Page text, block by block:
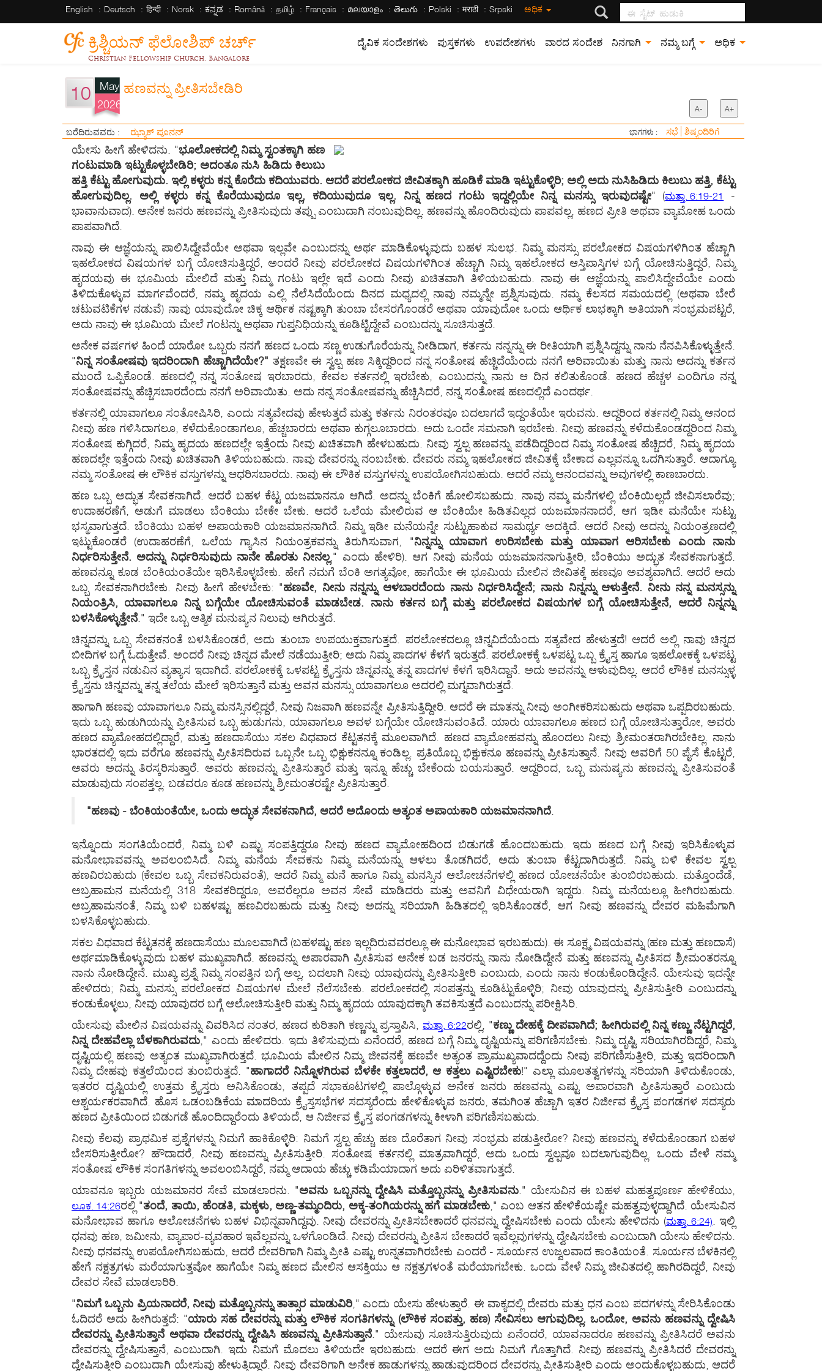
English Deutsch हिन्दी Norsk ಕನ್ನಡ Română தமிழ் Français മലയാളം తెలుగు Polski मराठी Srpski ಅಧಿಕ ಈ ಸೈಟ್ ಹುಡುಕಿ
ಕ್ರಿಶ್ಚಿಯನ್ ಫೆಲೋಶಿಪ್ ಚರ್ಚ್
Christian Fellowship Church, Bangalore
ದೈವಿಕ ಸಂದೇಶಗಳು ಪುಸ್ತಕಗಳು ಉಪದೇಶಗಳು ವಾರದ ಸಂದೇಶ ನಿನಗಾಗಿ ನಮ್ಮ ಬಗ್ಗೆ ಅಧಿಕ
10
May
2026
ಹಣವನ್ನು ಪ್ರೀತಿಸಬೇಡಿರಿ
A- A+
ಬರೆದಿರುವವರು : ಝ್ಯಾಕ್ ಪೂನನ್ ಭಾಗಗಳು : ಸಭೆ ಶಿಷ್ಯಂದಿರಿಗೆ
ಯೇಸು ಹೀಗೆ ಹೇಳಿದನು. "ಭೂಲೋಕದಲ್ಲಿ ನಿಮ್ಮ ಸ್ವಂತಕ್ಕಾಗಿ ಹಣ
ಗಂಟುಮಾಡಿ ಇಟ್ಟುಕೊಳ್ಳಬೇಡಿರಿ; ಅದಂತೂ ನುಸಿ ಹಿಡಿದು ಕಿಲುಬು
ಹತ್ತಿ ಕೆಟ್ಟು ಹೋಗುವುದು. ಇಲ್ಲಿ ಕಳ್ಳರು ಕನ್ನ ಕೊರೆದು ಕದಿಯುವರು. ಆದರೆ ಪರಲೋಕದ ಜೀವಿತಕ್ಕಾಗಿ ಹೂಡಿಕೆ ಮಾಡಿ ಇಟ್ಟುಕೊಳ್ಳಿರಿ; ಅಲ್ಲಿ ಅದು ನುಸಿಹಿಡಿದು ಕಿಲುಬು ಹತ್ತಿ, ಕೆಟ್ಟು
ಹೋಗುವುದಿಲ್ಲ. ಅಲ್ಲಿ ಕಳ್ಳರು ಕನ್ನ ಕೊರೆಯುವುದೂ ಇಲ್ಲ, ಕದಿಯುವುದೂ ಇಲ್ಲ. ನಿನ್ನ ಹಣದ ಗಂಟು ಇದ್ದಲ್ಲಿಯೇ ನಿನ್ನ ಮನಸ್ಸು ಇರುವುದಷ್ಟೇ" (ಮತ್ತಾ. 6:19-21
-
ಭಾವಾನುವಾದ). ಅನೇಕ ಜನರು ಹಣವನ್ನು ಪ್ರೀತಿಸುವುದು ತಪ್ಪು ಎಂಬುದಾಗಿ ನಂಬುವುದಿಲ್ಲ. ಹಣವನ್ನು ಹೊಂದಿರುವುದು ಪಾಪವಲ್ಲ, ಹಣದ ಪ್ರೀತಿ ಅಥವಾ ವ್ಯಾಮೋಹ ಒಂದು
ಪಾಪವಾಗಿದೆ.
ನಾವು ಈ ಆಜ್ಞೆಯನ್ನು ಪಾಲಿಸಿದ್ದೇವೆಯೇ ಅಥವಾ ಇಲ್ಲವೇ ಎಂಬುದನ್ನು ಅರ್ಥ ಮಾಡಿಕೊಳ್ಳುವುದು ಬಹಳ ಸುಲಭ. ನಿಮ್ಮ ಮನಸ್ಸು ಪರಲೋಕದ ವಿಷಯಗಳಿಗಿಂತ ಹೆಚ್ಚಾಗಿ
ಇಹಲೋಕದ ವಿಷಯಗಳ ಬಗ್ಗೆ ಯೋಚಿಸುತ್ತಿದ್ದರೆ, ಅಂದರೆ ನೀವು ಪರಲೋಕದ ವಿಷಯಗಳಿಗಿಂತ ಹೆಚ್ಚಾಗಿ ನಿಮ್ಮ ಇಹಲೋಕದ ಆಸ್ತಿಪಾಸ್ತಿಗಳ ಬಗ್ಗೆ ಯೋಚಿಸುತ್ತಿದ್ದರೆ, ನಿಮ್ಮ
ಹೃದಯವು ಈ ಭೂಮಿಯ ಮೇಲಿದೆ ಮತ್ತು ನಿಮ್ಮ ಗಂಟು ಇಲ್ಲೇ ಇದೆ ಎಂದು ನೀವು ಖಚಿತವಾಗಿ ತಿಳಿಯಬಹುದು. ನಾವು ಈ ಆಜ್ಞೆಯನ್ನು ಪಾಲಿಸಿದ್ದೇವೆಯೇ ಎಂದು
ತಿಳಿದುಕೊಳ್ಳುವ ಮಾರ್ಗವೆಂದರೆ, ನಮ್ಮ ಹೃದಯ ಎಲ್ಲಿ ನೆಲೆಸಿದೆಯೆಂದು ದಿನದ ಮಧ್ಯದಲ್ಲಿ ನಾವು ನಮ್ಮನ್ನೇ ಪ್ರಶ್ನಿಸುವುದು. ನಮ್ಮ ಕೆಲಸದ ಸಮಯದಲ್ಲಿ (ಅಥವಾ ಬೇರೆ
ಚಟುವಟಿಕೆಗಳ ನಡುವೆ) ನಾವು ಯಾವುದೋ ಚಿಕ್ಕ ಆರ್ಥಿಕ ನಷ್ಟಕ್ಕಾಗಿ ತುಂಬಾ ಬೇಸರಗೊಂಡರೆ ಅಥವಾ ಯಾವುದೋ ಒಂದು ಆರ್ಥಿಕ ಲಾಭಕ್ಕಾಗಿ ಅತಿಯಾಗಿ ಸಂಭ್ರಮಪಟ್ಟರೆ,
ಅದು ನಾವು ಈ ಭೂಮಿಯ ಮೇಲೆ ಗಂಟನ್ನು ಅಥವಾ ಗುಪ್ತನಿಧಿಯನ್ನು ಕೂಡಿಟ್ಟಿದ್ದೇವೆ ಎಂಬುದನ್ನು ಸೂಚಿಸುತ್ತದೆ.
ಅನೇಕ ವರ್ಷಗಳ ಹಿಂದೆ ಯಾರೋ ಒಬ್ಬರು ನನಗೆ ಹಣದ ಒಂದು ಸಣ್ಣ ಉಡುಗೊರೆಯನ್ನು ನೀಡಿದಾಗ, ಕರ್ತನು ನನ್ನನ್ನು ಈ ರೀತಿಯಾಗಿ ಪ್ರಶ್ನಿಸಿದ್ದನ್ನು ನಾನು ನೆನಪಿಸಿಕೊಳ್ಳುತ್ತೇನೆ.
"ನಿನ್ನ ಸಂತೋಷವು ಇದರಿಂದಾಗಿ ಹೆಚ್ಚಾಗಿದೆಯೇ?" ತಕ್ಷಣವೇ ಈ ಸ್ವಲ್ಪ ಹಣ ಸಿಕ್ಕಿದ್ದರಿಂದ ನನ್ನ ಸಂತೋಷ ಹೆಚ್ಚಿದೆಯೆಂದು ನನಗೆ ಅರಿವಾಯಿತು ಮತ್ತು ನಾನು ಅದನ್ನು ಕರ್ತನ
ಮುಂದೆ ಒಪ್ಪಿಕೊಂಡೆ. ಹಣದಲ್ಲಿ ನನ್ನ ಸಂತೋಷ ಇರಬಾರದು, ಕೇವಲ ಕರ್ತನಲ್ಲಿ ಇರಬೇಕು, ಎಂಬುದನ್ನು ನಾನು ಆ ದಿನ ಕಲಿತುಕೊಂಡೆ. ಹಣದ ಹೆಚ್ಚಳ ಎಂದಿಗೂ ನನ್ನ
ಸಂತೋಷವನ್ನು ಹೆಚ್ಚಿಸಬಾರದೆಂದು ನನಗೆ ಅರಿವಾಯಿತು. ಅದು ನನ್ನ ಸಂತೋಷವನ್ನು ಹೆಚ್ಚಿಸಿದರೆ, ನನ್ನ ಸಂತೋಷ ಹಣದಲ್ಲಿದೆ ಎಂದರ್ಥ.
ಕರ್ತನಲ್ಲಿ ಯಾವಾಗಲೂ ಸಂತೋಷಿಸಿರಿ, ಎಂದು ಸತ್ಯವೇದವು ಹೇಳುತ್ತದೆ ಮತ್ತು ಕರ್ತನು ನಿರಂತರವೂ ಬದಲಾಗದೆ ಇದ್ದಂತೆಯೇ ಇರುವನು. ಆದ್ದರಿಂದ ಕರ್ತನಲ್ಲಿ ನಿಮ್ಮ ಆನಂದ
ನೀವು ಹಣ ಗಳಿಸಿದಾಗಲೂ, ಕಳೆದುಕೊಂಡಾಗಲೂ, ಹೆಚ್ಚಬಾರದು ಅಥವಾ ಕುಗ್ಗಲೂಬಾರದು. ಅದು ಒಂದೇ ಸಮನಾಗಿ ಇರಬೇಕು. ನೀವು ಹಣವನ್ನು ಕಳೆದುಕೊಂಡದ್ದರಿಂದ ನಿಮ್ಮ
ಸಂತೋಷ ಕುಗ್ಗಿದರೆ, ನಿಮ್ಮ ಹೃದಯ ಹಣದಲ್ಲೇ ಇತ್ತೆಂದು ನೀವು ಖಚಿತವಾಗಿ ಹೇಳಬಹುದು. ನೀವು ಸ್ವಲ್ಪ ಹಣವನ್ನು ಪಡೆದಿದ್ದರಿಂದ ನಿಮ್ಮ ಸಂತೋಷ ಹೆಚ್ಚಿದರೆ, ನಿಮ್ಮ ಹೃದಯ
ಹಣದಲ್ಲೇ ಇತ್ತೆಂದು ನೀವು ಖಚಿತವಾಗಿ ತಿಳಿಯಬಹುದು. ನಾವು ದೇವರನ್ನು ನಂಬಬೇಕು. ದೇವರು ನಮ್ಮ ಇಹಲೋಕದ ಜೀವಿತಕ್ಕೆ ಬೇಕಾದ ಎಲ್ಲವನ್ನೂ ಒದಗಿಸುತ್ತಾರೆ. ಆದಾಗ್ಯೂ
ನಮ್ಮ ಸಂತೋಷ ಈ ಲೌಕಿಕ ವಸ್ತುಗಳನ್ನು ಆಧರಿಸಬಾರದು. ನಾವು ಈ ಲೌಕಿಕ ವಸ್ತುಗಳನ್ನು ಉಪಯೋಗಿಸಬಹುದು. ಆದರೆ ನಮ್ಮ ಆನಂದವನ್ನು ಅವುಗಳಲ್ಲಿ ಕಾಣಬಾರದು.
ಹಣ ಒಬ್ಬ ಅದ್ಭುತ ಸೇವಕನಾಗಿದೆ. ಆದರೆ ಬಹಳ ಕೆಟ್ಟ ಯಜಮಾನನೂ ಆಗಿದೆ. ಅದನ್ನು ಬೆಂಕಿಗೆ ಹೋಲಿಸಬಹುದು. ನಾವು ನಮ್ಮ ಮನೆಗಳಲ್ಲಿ ಬೆಂಕಿಯಿಲ್ಲದೆ ಜೀವಿಸಲಾರೆವು;
ಉದಾಹರಣೆಗೆ, ಅಡುಗೆ ಮಾಡಲು ಬೆಂಕಿಯು ಬೇಕೇ ಬೇಕು. ಆದರೆ ಒಲೆಯ ಮೇಲಿರುವ ಆ ಬೆಂಕಿಯೇ ಹಿಡಿತವಿಲ್ಲದ ಯಜಮಾನನಾದರೆ, ಆಗ ಇಡೀ ಮನೆಯೇ ಸುಟ್ಟು
ಭಸ್ಮವಾಗುತ್ತದೆ. ಬೆಂಕಿಯು ಬಹಳ ಅಪಾಯಕಾರಿ ಯಜಮಾನನಾಗಿದೆ. ನಿಮ್ಮ ಇಡೀ ಮನೆಯನ್ನೇ ಸುಟ್ಟುಹಾಕುವ ಸಾಮರ್ಥ್ಯ ಅದಕ್ಕಿದೆ. ಆದರೆ ನೀವು ಅದನ್ನು ನಿಯಂತ್ರಣದಲ್ಲಿ
ಇಟ್ಟುಕೊಂಡರೆ (ಉದಾಹರಣೆಗೆ, ಒಲೆಯ ಗ್ಯಾಸಿನ ನಿಯಂತ್ರಕವನ್ನು ತಿರುಗಿಸುವಾಗ, "ನಿನ್ನನ್ನು ಯಾವಾಗ ಉರಿಸಬೇಕು ಮತ್ತು ಯಾವಾಗ ಆರಿಸಬೇಕು ಎಂದು ನಾನು
ನಿರ್ಧರಿಸುತ್ತೇನೆ. ಅದನ್ನು ನಿರ್ಧರಿಸುವುದು ನಾನೇ ಹೊರತು ನೀನಲ್ಲ ," ಎಂದು ಹೇಳಿರಿ). ಆಗ ನೀವು ಮನೆಯ ಯಜಮಾನನಾಗುತ್ತೀರಿ, ಬೆಂಕಿಯು ಅದ್ಭುತ ಸೇವಕನಾಗುತ್ತದೆ.
ಹಣವನ್ನೂ ಕೂಡ ಬೆಂಕಿಯಂತೆಯೇ ಇರಿಸಿಕೊಳ್ಳಬೇಕು. ಹೇಗೆ ನಮಗೆ ಬೆಂಕಿ ಅಗತ್ಯವೋ, ಹಾಗೆಯೇ ಈ ಭೂಮಿಯ ಮೇಲಿನ ಜೀವಿತಕ್ಕೆ ಹಣವೂ ಅವಶ್ಯವಾಗಿದೆ. ಆದರೆ ಅದು
ಒಬ್ಬ ಸೇವಕನಾಗಿರಬೇಕು. ನೀವು ಹೀಗೆ ಹೇಳಬೇಕು: "ಹಣವೇ, ನೀನು ನನ್ನನ್ನು ಆಳಬಾರದೆಂದು ನಾನು ನಿರ್ಧರಿಸಿದ್ದೇನೆ; ನಾನು ನಿನ್ನನ್ನು ಆಳುತ್ತೇನೆ. ನೀನು ನನ್ನ ಮನಸ್ಸನ್ನು
ನಿಯಂತ್ರಿಸಿ, ಯಾವಾಗಲೂ ನಿನ್ನ ಬಗ್ಗೆಯೇ ಯೋಚಿಸುವಂತೆ ಮಾಡಬೇಡ. ನಾನು ಕರ್ತನ ಬಗ್ಗೆ ಮತ್ತು ಪರಲೋಕದ ವಿಷಯಗಳ ಬಗ್ಗೆ ಯೋಚಿಸುತ್ತೇನೆ, ಆದರೆ ನಿನ್ನನ್ನು
ಬಳಸಿಕೊಳ್ಳುತ್ತೇನೆ ." ಇದೇ ಒಬ್ಬ ಆತ್ಮಿಕ ಮನುಷ್ಯನ ನಿಲುವು ಆಗಿರುತ್ತದೆ.
ಚಿನ್ನವನ್ನು ಒಬ್ಬ ಸೇವಕನಂತೆ ಬಳಸಿಕೊಂಡರೆ, ಅದು ತುಂಬಾ ಉಪಯುಕ್ತವಾಗುತ್ತದೆ. ಪರಲೋಕದಲ್ಲೂ ಚಿನ್ನವಿದೆಯೆಂದು ಸತ್ಯವೇದ ಹೇಳುತ್ತದೆ! ಆದರೆ ಅಲ್ಲಿ ನಾವು ಚಿನ್ನದ
ಬೀದಿಗಳ ಬಗ್ಗೆ ಓದುತ್ತೇವೆ. ಅಂದರೆ ನೀವು ಚಿನ್ನದ ಮೇಲೆ ನಡೆಯುತ್ತೀರಿ; ಅದು ನಿಮ್ಮ ಪಾದಗಳ ಕೆಳಗೆ ಇರುತ್ತದೆ. ಪರಲೋಕಕ್ಕೆ ಒಳಪಟ್ಟ ಒಬ್ಬ ಕ್ರೈಸ್ತ ಹಾಗೂ ಇಹಲೋಕಕ್ಕೆ ಒಳಪಟ್ಟ
ಒಬ್ಬ ಕ್ರೈಸ್ತನ ನಡುವಿನ ವ್ಯತ್ಯಾಸ ಇದಾಗಿದೆ. ಪರಲೋಕಕ್ಕೆ ಒಳಪಟ್ಟ ಕ್ರೈಸ್ತನು ಚಿನ್ನವನ್ನು ತನ್ನ ಪಾದಗಳ ಕೆಳಗೆ ಇರಿಸಿದ್ದಾನೆ. ಅದು ಅವನನ್ನು ಆಳುವುದಿಲ್ಲ. ಆದರೆ ಲೌಕಿಕ ಮನಸ್ಸುಳ್ಳ
ಕ್ರೈಸ್ತನು ಚಿನ್ನವನ್ನು ತನ್ನ ತಲೆಯ ಮೇಲೆ ಇರಿಸುತ್ತಾನೆ ಮತ್ತು ಅವನ ಮನಸ್ಸು ಯಾವಾಗಲೂ ಅದರಲ್ಲಿ ಮಗ್ನವಾಗಿರುತ್ತದೆ.
ಹಾಗಾಗಿ ಹಣವು ಯಾವಾಗಲೂ ನಿಮ್ಮ ಮನಸ್ಸಿನಲ್ಲಿದ್ದರೆ, ನೀವು ನಿಜವಾಗಿ ಹಣವನ್ನೇ ಪ್ರೀತಿಸುತ್ತಿದ್ದೀರಿ. ಆದರೆ ಈ ಮಾತನ್ನು ನೀವು ಅಂಗೀಕರಿಸಬಹುದು ಅಥವಾ ಒಪ್ಪದಿರಬಹುದು.
ಇದು ಒಬ್ಬ ಹುಡುಗಿಯನ್ನು ಪ್ರೀತಿಸುವ ಒಬ್ಬ ಹುಡುಗನು, ಯಾವಾಗಲೂ ಅವಳ ಬಗ್ಗೆಯೇ ಯೋಚಿಸುವಂತಿದೆ. ಯಾರು ಯಾವಾಗಲೂ ಹಣದ ಬಗ್ಗೆ ಯೋಚಿಸುತ್ತಾರೋ, ಅವರು
ಹಣದ ವ್ಯಾಮೋಹದಲ್ಲಿದ್ದಾರೆ, ಮತ್ತು ಹಣದಾಸೆಯು ಸಕಲ ವಿಧವಾದ ಕೆಟ್ಟತನಕ್ಕೆ ಮೂಲವಾಗಿದೆ. ಹಣದ ವ್ಯಾಮೋಹವನ್ನು ಹೊಂದಲು ನೀವು ಶ್ರೀಮಂತರಾಗಿರಬೇಕಿಲ್ಲ. ನಾನು
ಭಾರತದಲ್ಲಿ ಇದು ವರೆಗೂ ಹಣವನ್ನು ಪ್ರೀತಿಸದಿರುವ ಒಬ್ಬನೇ ಒಬ್ಬ ಭಿಕ್ಷುಕನನ್ನೂ ಕಂಡಿಲ್ಲ. ಪ್ರತಿಯೊಬ್ಬ ಭಿಕ್ಷುಕನೂ ಹಣವನ್ನು ಪ್ರೀತಿಸುತ್ತಾನೆ. ನೀವು ಅವರಿಗೆ 50 ಪೈಸೆ ಕೊಟ್ಟರೆ,
ಅವರು ಅದನ್ನು ತಿರಸ್ಕರಿಸುತ್ತಾರೆ. ಅವರು ಹಣವನ್ನು ಪ್ರೀತಿಸುತ್ತಾರೆ ಮತ್ತು ಇನ್ನೂ ಹೆಚ್ಚು ಬೇಕೆಂದು ಬಯಸುತ್ತಾರೆ. ಆದ್ದರಿಂದ, ಒಬ್ಬ ಮನುಷ್ಯನು ಹಣವನ್ನು ಪ್ರೀತಿಸುವಂತೆ
ಮಾಡುವುದು ಸಂಪತ್ತಲ್ಲ. ಬಡವರೂ ಕೂಡ ಹಣವನ್ನು ಶ್ರೀಮಂತರಷ್ಟೇ ಪ್ರೀತಿಸುತ್ತಾರೆ.
"ಹಣವು - ಬೆಂಕಿಯಂತೆಯೇ, ಒಂದು ಅದ್ಭುತ ಸೇವಕನಾಗಿದೆ, ಆದರೆ ಅದೊಂದು ಅತ್ಯಂತ ಅಪಾಯಕಾರಿ ಯಜಮಾನನಾಗಿದೆ
ಇನ್ನೊಂದು ಸಂಗತಿಯೆಂದರೆ, ನಿಮ್ಮ ಬಳಿ ಎಷ್ಟು ಸಂಪತ್ತಿದ್ದರೂ ನೀವು ಹಣದ ವ್ಯಾಮೋಹದಿಂದ ಬಿಡುಗಡೆ ಹೊಂದಬಹುದು. ಇದು ಹಣದ ಬಗ್ಗೆ ನೀವು ಇರಿಸಿಕೊಳ್ಳುವ
ಮನೋಭಾವವನ್ನು ಅವಲಂಬಿಸಿದೆ. ನಿಮ್ಮ ಮನೆಯ ಸೇವಕನು ನಿಮ್ಮ ಮನೆಯನ್ನು ಆಳಲು ತೊಡಗಿದರೆ, ಅದು ತುಂಬಾ ಕೆಟ್ಟದಾಗಿರುತ್ತದೆ. ನಿಮ್ಮ ಬಳಿ ಕೇವಲ ಸ್ವಲ್ಪ
ಹಣವಿರಬಹುದು (ಕೇವಲ ಒಬ್ಬ ಸೇವಕನಿರುವಂತೆ), ಆದರೆ ನಿಮ್ಮ ಮನೆ ಹಾಗೂ ನಿಮ್ಮ ಮನಸ್ಸಿನ ಆಲೋಚನೆಗಳಲ್ಲಿ ಹಣದ ಯೋಚನೆಯೇ ತುಂಬಿರಬಹುದು. ಮತ್ತೊಂದೆಡೆ,
ಅಬ್ರಹಾಮನ ಮನೆಯಲ್ಲಿ 318 ಸೇವಕರಿದ್ದರೂ, ಅವರೆಲ್ಲರೂ ಅವನ ಸೇವೆ ಮಾಡಿದರು ಮತ್ತು ಅವನಿಗೆ ವಿಧೇಯರಾಗಿ ಇದ್ದರು. ನಿಮ್ಮ ಮನೆಯಲ್ಲೂ ಹೀಗಿರಬಹುದು.
ಅಬ್ರಹಾಮನಂತೆ, ನಿಮ್ಮ ಬಳಿ ಬಹಳಷ್ಟು ಹಣವಿರಬಹುದು ಮತ್ತು ನೀವು ಅದನ್ನು ಸರಿಯಾಗಿ ಹಿಡಿತದಲ್ಲಿ ಇರಿಸಿಕೊಂಡರೆ, ಆಗ ನೀವು ಹಣವನ್ನು ದೇವರ ಮಹಿಮೆಗಾಗಿ
ಬಳಸಿಕೊಳ್ಳಬಹುದು.
ಸಕಲ ವಿಧವಾದ ಕೆಟ್ಟತನಕ್ಕೆ ಹಣದಾಸೆಯು ಮೂಲವಾಗಿದೆ (ಬಹಳಷ್ಟು ಹಣ ಇಲ್ಲದಿರುವವರಲ್ಲೂ ಈ ಮನೋಭಾವ ಇರಬಹುದು). ಈ ಸೂಕ್ಷ್ಮ ವಿಷಯವನ್ನು (ಹಣ ಮತ್ತು ಹಣದಾಸೆ)
ಅರ್ಥಮಾಡಿಕೊಳ್ಳುವುದು ಬಹಳ ಮುಖ್ಯವಾಗಿದೆ. ಹಣವನ್ನು ಅಪಾರವಾಗಿ ಪ್ರೀತಿಸುವ ಅನೇಕ ಬಡ ಜನರನ್ನು ನಾನು ನೋಡಿದ್ದೇನೆ ಮತ್ತು ಹಣವನ್ನು ಪ್ರೀತಿಸದ ಶ್ರೀಮಂತರನ್ನೂ
ನಾನು ನೋಡಿದ್ದೇನೆ. ಮುಖ್ಯ ಪ್ರಶ್ನೆ ನಿಮ್ಮ ಸಂಪತ್ತಿನ ಬಗ್ಗೆ ಅಲ್ಲ, ಬದಲಾಗಿ ನೀವು ಯಾವುದನ್ನು ಪ್ರೀತಿಸುತ್ತೀರಿ ಎಂಬುದು, ಎಂದು ನಾನು ಕಂಡುಕೊಂಡಿದ್ದೇನೆ. ಯೇಸುವು ಇದನ್ನೇ
ಹೇಳಿದರು; ನಿಮ್ಮ ಮನಸ್ಸು ಪರಲೋಕದ ವಿಷಯಗಳ ಮೇಲೆ ನೆಲೆಸಬೇಕು. ಪರಲೋಕದಲ್ಲಿ ಸಂಪತ್ತನ್ನು ಕೂಡಿಟ್ಟುಕೊಳ್ಳಿರಿ; ನೀವು ಯಾವುದನ್ನು ಪ್ರೀತಿಸುತ್ತೀರಿ ಎಂಬುದನ್ನು
ಕಂಡುಕೊಳ್ಳಲು, ನೀವು ಯಾವುದರ ಬಗ್ಗೆ ಆಲೋಚಿಸುತ್ತೀರಿ ಮತ್ತು ನಿಮ್ಮ ಹೃದಯ ಯಾವುದಕ್ಕಾಗಿ ತವಕಿಸುತ್ತದೆ ಎಂಬುದನ್ನು ಪರೀಕ್ಷಿಸಿರಿ.
ಯೇಸುವು ಮೇಲಿನ ವಿಷಯವನ್ನು ವಿವರಿಸಿದ ನಂತರ, ಹಣದ ಕುರಿತಾಗಿ ಕಣ್ಣನ್ನು ಪ್ರಸ್ತಾಪಿಸಿ, ಮತ್ತಾ. 6:22ರಲ್ಲಿ, "ಕಣ್ಣು ದೇಹಕ್ಕೆ ದೀಪವಾಗಿದೆ; ಹೀಗಿರುವಲ್ಲಿ ನಿನ್ನ ಕಣ್ಣು ನೆಟ್ಟಗಿದ್ದರೆ,
ನಿನ್ನ ದೇಹವೆಲ್ಲಾ ಬೆಳಕಾಗಿರುವದು ," ಎಂದು ಹೇಳಿದರು. ಇದು ತಿಳಿಸುವುದು ಏನೆಂದರೆ, ಹಣದ ಬಗ್ಗೆ ನಿಮ್ಮ ದೃಷ್ಟಿಯನ್ನು ಪರಿಗಣಿಸಬೇಕು. ನಿಮ್ಮ ದೃಷ್ಟಿ ಸರಿಯಾಗಿರದಿದ್ದರೆ, ನಿಮ್ಮ
ದೃಷ್ಟಿಯಲ್ಲಿ ಹಣವು ಅತ್ಯಂತ ಮುಖ್ಯವಾಗಿರುತ್ತದೆ. ಭೂಮಿಯ ಮೇಲಿನ ನಿಮ್ಮ ಜೀವನಕ್ಕೆ ಹಣವೇ ಅತ್ಯಂತ ಪ್ರಾಮುಖ್ಯವಾದದ್ದೆಂದು ನೀವು ಪರಿಗಣಿಸುತ್ತೀರಿ, ಮತ್ತು ಇದರಿಂದಾಗಿ
ನಿಮ್ಮ ದೇಹವು ಕತ್ತಲೆಯಿಂದ ತುಂಬಿರುತ್ತದೆ. "ಹಾಗಾದರೆ ನಿನ್ನೊಳಗಿರುವ ಬೆಳಕೇ ಕತ್ತಲಾದರೆ, ಆ ಕತ್ತಲು ಎಷ್ಟಿರಬೇಕು!" ಎಲ್ಲಾ ಮೂಲತತ್ವಗಳನ್ನು ಸರಿಯಾಗಿ ತಿಳಿದುಕೊಂಡು,
ಇತರರ ದೃಷ್ಟಿಯಲ್ಲಿ ಉತ್ತಮ ಕ್ರೈಸ್ತರು ಅನಿಸಿಕೊಂಡು, ತಪ್ಪದೆ ಸಭಾಕೂಟಗಳಲ್ಲಿ ಪಾಲ್ಗೊಳ್ಳುವ ಅನೇಕ ಜನರು ಹಣವನ್ನು ಎಷ್ಟು ಅಪಾರವಾಗಿ ಪ್ರೀತಿಸುತ್ತಾರೆ ಎಂಬುದು
ಆಶ್ಚರ್ಯಕರವಾಗಿದೆ. ಹೊಸ ಒಡಂಬಡಿಕೆಯ ಮಾದರಿಯ ಕ್ರೈಸ್ತಸಭೆಗಳ ಸದಸ್ಯರೆಂದು ಹೇಳಿಕೊಳ್ಳುವ ಜನರು, ತಮಗಿಂತ ಹೆಚ್ಚಾಗಿ ಇತರ ನಿರ್ಜೀವ ಕ್ರೈಸ್ತ ಪಂಗಡಗಳ ಸದಸ್ಯರು
ಹಣದ ಪ್ರೀತಿಯಿಂದ ಬಿಡುಗಡೆ ಹೊಂದಿದ್ದಾರೆಂದು ತಿಳಿಯದೆ, ಆ ನಿರ್ಜೀವ ಕ್ರೈಸ್ತ ಪಂಗಡಗಳನ್ನು ಕೀಳಾಗಿ ಪರಿಗಣಿಸಬಹುದು.
ನೀವು ಕೆಲವು ಪ್ರಾಥಮಿಕ ಪ್ರಶ್ನೆಗಳನ್ನು ನಿಮಗೆ ಹಾಕಿಕೊಳ್ಳಿರಿ: ನಿಮಗೆ ಸ್ವಲ್ಪ ಹೆಚ್ಚು ಹಣ ದೊರೆತಾಗ ನೀವು ಸಂಭ್ರಮ ಪಡುತ್ತೀರೋ? ನೀವು ಹಣವನ್ನು ಕಳೆದುಕೊಂಡಾಗ ಬಹಳ
ಬೇಸರಿಸುತ್ತೀರೋ? ಹೌದಾದರೆ, ನೀವು ಹಣವನ್ನು ಪ್ರೀತಿಸುತ್ತೀರಿ. ಸಂತೋಷ ಕರ್ತನಲ್ಲಿ ಮಾತ್ರವಾಗಿದ್ದರೆ, ಅದು ಒಂದು ಸ್ವಲ್ಪವೂ ಬದಲಾಗುವುದಿಲ್ಲ. ಒಂದು ವೇಳೆ ನಮ್ಮ
ಸಂತೋಷ ಲೌಕಿಕ ಸಂಗತಿಗಳನ್ನು ಅವಲಂಬಿಸಿದ್ದರೆ, ನಮ್ಮ ಆದಾಯ ಹೆಚ್ಚು ಕಡಿಮೆಯಾದಾಗ ಅದು ಏರಿಳಿತವಾಗುತ್ತದೆ.
ಯಾವನೂ ಇಬ್ಬರು ಯಜಮಾನರ ಸೇವೆ ಮಾಡಲಾರನು. "ಅವನು ಒಬ್ಬನನ್ನು ದ್ವೇಷಿಸಿ ಮತ್ತೊಬ್ಬನನ್ನು ಪ್ರೀತಿಸುವನು." ಯೇಸುವಿನ ಈ ಬಹಳ ಮಹತ್ವಪೂರ್ಣ ಹೇಳಿಕೆಯು,
ಲೂಕ. 14:26ರಲ್ಲಿ "ತಂದೆ, ತಾಯಿ, ಹೆಂಡತಿ, ಮಕ್ಕಳು, ಅಣ್ಣ-ತಮ್ಮಂದಿರು, ಅಕ್ಕ-ತಂಗಿಯರನ್ನು ಹಗೆ ಮಾಡಬೇಕು," ಎಂಬ ಆತನ ಹೇಳಿಕೆಯಷ್ಟೇ ಮಹತ್ವವುಳ್ಳದ್ದಾಗಿದೆ. ಯೇಸುವಿನ
ಮನೋಭಾವ ಹಾಗೂ ಆಲೋಚನೆಗಳು ಬಹಳ ವಿಭಿನ್ನವಾಗಿದ್ದವು. ನೀವು ದೇವರನ್ನು ಪ್ರೀತಿಸಬೇಕಾದರೆ ಧನವನ್ನು ದ್ವೇಷಿಸಬೇಕು ಎಂದು ಯೇಸು ಹೇಳಿದನು (ಮತ್ತಾ. 6:24) . ಇಲ್ಲಿ
ಧನವು ಹಣ, ಜಮೀನು, ವ್ಯಾಪಾರ-ವ್ಯವಹಾರ ಇವೆಲ್ಲವನ್ನು ಒಳಗೊಂಡಿದೆ. ನೀವು ದೇವರನ್ನು ಪ್ರೀತಿಸ ಬೇಕಾದರೆ ಇವೆಲ್ಲವುಗಳನ್ನು ದ್ವೇಷಿಸಬೇಕು ಎಂಬುದಾಗಿ ಯೇಸು ಹೇಳಿದನು.
ನೀವು ಧನವನ್ನು ಉಪಯೋಗಿಸಬಹುದು, ಆದರೆ ದೇವರಿಗಾಗಿ ನಿಮ್ಮ ಪ್ರೀತಿ ಎಷ್ಟು ಉನ್ನತವಾಗಿರಬೇಕು ಎಂದರೆ - ಸೂರ್ಯನ ಉಜ್ವಲವಾದ ಕಾಂತಿಯಂತೆ. ಸೂರ್ಯನ ಬೆಳಕಿನಲ್ಲಿ
ಹೇಗೆ ನಕ್ಷತ್ರಗಳು ಮರೆಯಾಗುತ್ತವೋ ಹಾಗೆಯೇ ನಿಮ್ಮ ಹಣದ ಮೇಲಿನ ಆಸಕ್ತಿಯು ಆ ನಕ್ಷತ್ರಗಳಂತೆ ಮರೆಯಾಗಬೇಕು. ಒಂದು ವೇಳೆ ನಿಮ್ಮ ಜೀವಿತದಲ್ಲಿ ಹಾಗಿರದಿದ್ದರೆ, ನೀವು
ದೇವರ ಸೇವೆ ಮಾಡಲಾರಿರಿ.
"ನಿಮಗೆ ಒಬ್ಬನು ಪ್ರಿಯನಾದರೆ, ನೀವು ಮತ್ತೊಬ್ಬನನ್ನು ತಾತ್ಸಾರ ಮಾಡುವಿರಿ," ಎಂದು ಯೇಸು ಹೇಳುತ್ತಾರೆ. ಈ ವಾಕ್ಯದಲ್ಲಿ ದೇವರು ಮತ್ತು ಧನ ಎಂಬ ಪದಗಳನ್ನು ಸೇರಿಸಿಕೊಂಡು
ಓದಿದರೆ ಅದು ಹೀಗಿರುತ್ತದೆ: "ಯಾರು ಸಹ ದೇವರನ್ನು ಮತ್ತು ಲೌಕಿಕ ಸಂಗತಿಗಳನ್ನು (ಲೌಕಿಕ ಸಂಪತ್ತು, ಹಣ) ಸೇವಿಸಲು ಆಗುವುದಿಲ್ಲ. ಒಂದೋ, ಅವನು ಹಣವನ್ನು ದ್ವೇಷಿಸಿ
ದೇವರನ್ನು ಪ್ರೀತಿಸುತ್ತಾನೆ ಅಥವಾ ದೇವರನ್ನು ದ್ವೇಷಿಸಿ ಹಣವನ್ನು ಪ್ರೀತಿಸುತ್ತಾನೆ ." ಯೇಸುವು ಸೂಚಿಸುತ್ತಿರುವುದು ಏನೆಂದರೆ, ಯಾವನಾದರೂ ಹಣವನ್ನು ಪ್ರೀತಿಸಿದರೆ ಅವನು
ದೇವರನ್ನು ದ್ವೇಷಿಸುತ್ತಾನೆ, ಎಂಬುದಾಗಿ. ಇದು ನಿಮಗೆ ಮೊದಲು ತಿಳಿಯದೇ ಇರಬಹುದು. ಆದರೆ ಈಗ ಅದು ನಿಮಗೆ ಗೊತ್ತಾಗಿದೆ. ನೀವು ಹಣವನ್ನು ಪ್ರೀತಿಸಿದರೆ ದೇವರನ್ನು
ದ್ವೇಷಿಸುತ್ತೀರಿ ಎಂಬುದಾಗಿ ಯೇಸುವು ಹೇಳುತ್ತಿದ್ದಾರೆ. ನೀವು ದೇವರಿಗಾಗಿ ಅನೇಕ ಹಾಡುಗಳನ್ನು ಹಾಡುವುದರಿಂದ ದೇವರನ್ನು ಪ್ರೀತಿಸುತ್ತೀರಿ ಎಂದು ಅಂದುಕೊಳ್ಳಬಹುದು, ಆದರೆ